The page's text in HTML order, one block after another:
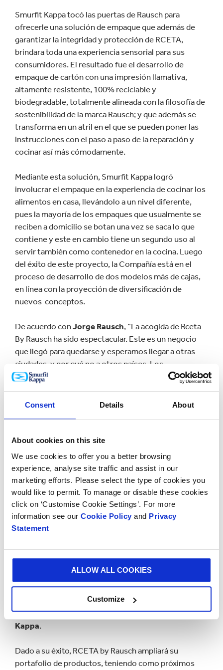
Consent Details About
About cookies on this site
We use cookies to offer you a better browsing
experience, analyse site traffic and assist in our
marketing efforts. Please select the type of cookies you
would like to permit. To manage or disable these cookies
click on ‘Customise Cookie Settings’. For more
information see our Cookie Policy and Privacy
Statement
ALLOW ALL COOKIES
Customize
Smurfit Kappa tocó las puertas de Rausch para
ofrecerle una solución de empaque que además de
garantizar la integridad y protección de RCETA,
brindara toda una experiencia sensorial para sus
consumidores. El resultado fue el desarrollo de
empaque de cartón con una impresión llamativa,
altamente resistente, 100% reciclable y
biodegradable, totalmente alineada con la filosofía de
sostenibilidad de la marca Rausch; y que además se
transforma en un atril en el que se pueden poner las
instrucciones con el paso a paso de la reparación y
cocinar así más cómodamente.
Mediante esta solución, Smurfit Kappa logró
involucrar el empaque en la experiencia de cocinar los
alimentos en casa, llevándolo a un nivel diferente,
pues la mayoría de los empaques que usualmente se
reciben a domicilio se botan una vez se saca lo que
contiene y este en cambio tiene un segundo uso al
servir también como contenedor en la cocina. Luego
del éxito de este proyecto, la Compañía está en el
proceso de desarrollo de dos modelos más de cajas,
en línea con la proyección de diversificación de
nuevos conceptos.
De acuerdo conJorge Rausch, “La acogida de Rceta
By Rausch ha sido espectacular. Este es un negocio
que llegó para quedarse y esperamos llegar a otras
ciudades, y por qué no a otros países. Los
comentarios de nuestros clientes han sido muy
positivos porque más allá de disfrutar de un exquisito
plato durante el almuerzo o cena, es una grata
descubrir nuevas habilidades en la cocina. Y para ello
nuestras cajas han sido claves, ¡son lo máximo!
Realmente me sorprendió que Smurfit Kappa pudiera
adaptar y hacer realidad, en tan poco tiempo, la idea
que teníamos para nuestros empaques”.
“Entregar RCETA by Rausch en cajas de cartón ha sido
una gran idea, y estamos muy orgullosos y
que han surgido durante las últimas semanas.
consumidor al recibir y destapar su contenido) como
un elemento diferenciador que fortalece la propuesta
de valor de las marcas”, indicóJosé María Estela,
Gerente de la Planta de Corrugados de Smurfit
Kappa.
Dado a su éxito, RCETA by Rausch ampliará su
portafolio de productos, teniendo como próximos